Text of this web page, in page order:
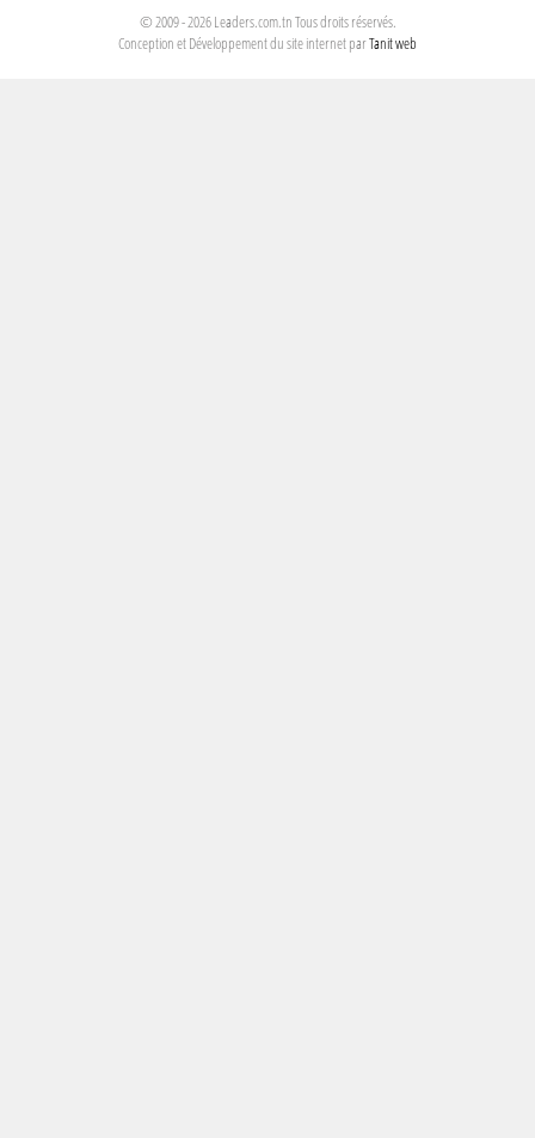
© 2009 - 2026 Leaders.com.tn Tous droits réservés.
Conception et Développement du site internet parTanit web